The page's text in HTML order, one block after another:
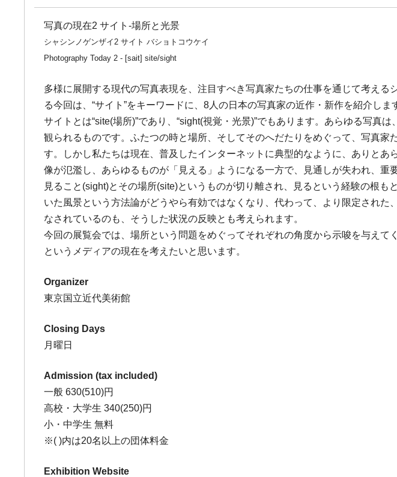
写真の現在2 サイト-場所と光景
シャシンノゲンザイ2 サイト バショトコウケイ
Photography Today 2 - [sait] site/sight
多様に展開する現代の写真表現を、注目すべき写真家たちの仕事を通じて考え
る今回は、“サイト”をキーワードに、8人の日本の写真家の近作・新作を紹介しま
サイトとは“site(場所)”であり、“sight(視覚・光景)”でもあります。あらゆる写真
観られるものです。ふたつの時と場所、そしてそのへだたりをめぐって、写真
す。しかし私たちは現在、普及したインターネットに典型的なように、ありと
像が氾濫し、あらゆるものが「見える」ようになる一方で、見通しが失われ、
見ること(sight)とその場所(site)というものが切り離され、見るという経験の根
いた風景という方法論がどうやら有効ではなくなり、代わって、より限定され
なされているのも、そうした状況の反映とも考えられます。
今回の展覧会では、場所という問題をめぐってそれぞれの角度から示唆を与え
というメディアの現在を考えたいと思います。
Organizer
東京国立近代美術館
Closing Days
月曜日
Admission (tax included)
一般 630(510)円
高校・大学生 340(250)円
小・中学生 無料
※( )内は20名以上の団体料金
Exhibition Website